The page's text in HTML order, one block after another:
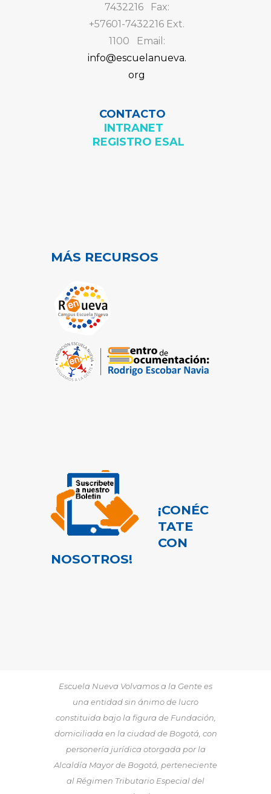
7432216 Fax:
+57601-7432216 Ext.
1100 Email:
info@escuelanueva.
org
CONTACTO
INTRANET
REGISTRO ESAL
MÁS RECURSOS
¡CONÉC
TATE
CON
NOSOTROS!
Escuela Nueva Volvamos a la Gente es
una entidad sin ánimo de lucro
constituida bajo la figura de Fundación,
domiciliada en la ciudad de Bogotá, con
personería jurídica otorgada por la
Alcaldía Mayor de Bogotá, perteneciente
al Régimen Tributario Especial del